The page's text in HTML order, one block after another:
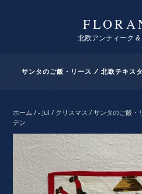
北欧アンティーク
サンタのご飯・リース / 北欧テキス
ホーム /- Jul / クリスマス / サンタのご飯・
デン